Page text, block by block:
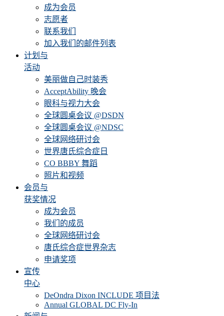
成为会员
志愿者
联系我们
加入我们的邮件列表
计划与
活动
美丽做自己时装秀
AcceptAbility 晚会
眼科与视力大会
全球圆桌会议 @DSDN
全球圆桌会议 @NDSC
全球网络研讨会
世界唐氏综合症日
CO BBBY 舞蹈
照片和视频
会员与
获奖情况
成为会员
我们的成员
全球网络研讨会
唐氏综合症世界杂志
申请奖项
宣传
中心
DeOndra Dixon INCLUDE 项目法
Annual GLOBAL DC Fly-In